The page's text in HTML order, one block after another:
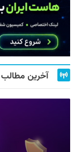
آخرین مطالب